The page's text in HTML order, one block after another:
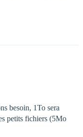
besoin, 1To sera
petits fichiers (5Mo